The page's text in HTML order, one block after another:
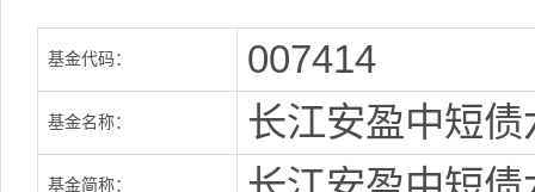
基金代码： 007414
基金名称： 长江安盈中短
基金简称：